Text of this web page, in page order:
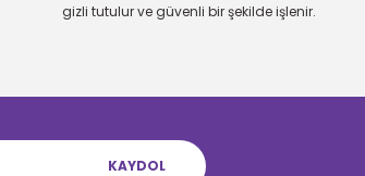
gizli tutulur ve güvenli bir şekilde işlenir.
KAYDOL